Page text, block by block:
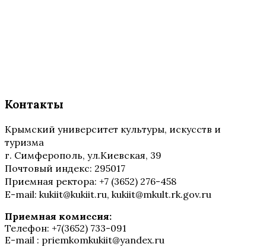
Контакты
Крымский университет культуры, искусств и
туризма
г. Симферополь, ул.Киевская, 39
Почтовый индекс: 295017
Приемная ректора: +7 (3652) 276-458
E-mail: kukiit@kukiit.ru, kukiit@mkult.rk.gov.ru
Приемная комиссия:
Телефон: +7(3652) 733-091
E-mail : priemkomkukiit@yandex.ru